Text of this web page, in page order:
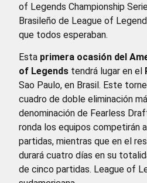
of Legends Championship
Brasileño de League of
que todos esperaban.
Esta primera ocasión del
of Legends tendrá lugar en el
Sao Paulo, en Brasil. Este
cuadro de doble eliminación
denominación de Fearless
ronda los equipos competirán
partidas, mientras que en el
durará cuatro días en su
de cinco partidas. League of